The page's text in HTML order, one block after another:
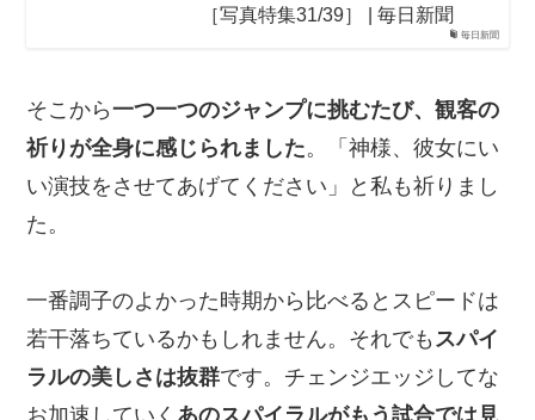
毎日新聞
［写真特集31/39］ | 毎日新聞
そこから一つ一つのジャンプに挑むたび、観客の
祈りが全身に感じられました。「神様、彼女にい
い演技をさせてあげてください」と私も祈りまし
た。
一番調子のよかった時期から比べるとスピードは
若干落ちているかもしれません。それでも スパイ
ラルの美しさは抜群です。チェンジエッジしてな